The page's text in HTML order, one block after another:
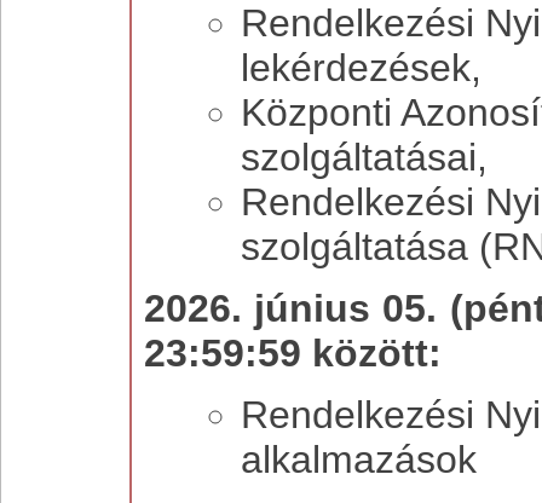
Rendelkezési
lekérdezések,
Központi
szolgáltatásai,
Rendelkezési
szolgáltatása
2026. június 05.
23:59:59 között:
Rendelkezési
alkalmazások